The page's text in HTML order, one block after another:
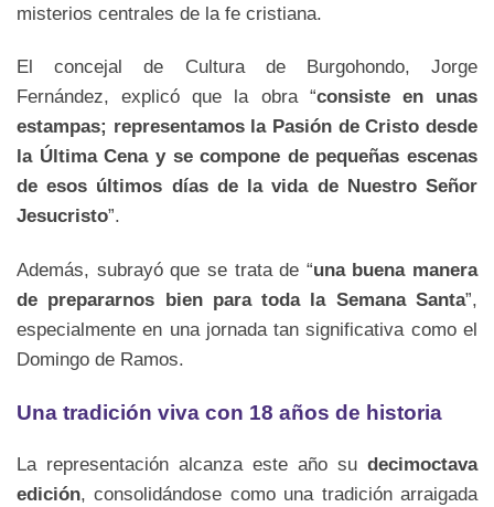
misterios centrales de la fe cristiana.
El concejal de Cultura de Burgohondo, Jorge
Fernández, explicó que la obra “consiste en unas
estampas; representamos la Pasión de Cristo desde
la Última Cena y se compone de pequeñas escenas
de esos últimos días de la vida de Nuestro Señor
Jesucristo”.
Además, subrayó que se trata de “una buena manera
de prepararnos bien para toda la Semana Santa”,
especialmente en una jornada tan significativa como el
Domingo de Ramos.
Una tradición viva con 18 años de historia
La representación alcanza este año su decimoctava
edición, consolidándose como una tradición arraigada